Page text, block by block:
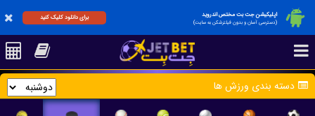
اپلیکیشن جت بت مختص اندروید
(دسترسی آسان و بدون فیلترشکن به سایت)
برای دانلود کلیک کنید
دسته بندی ورزش ها